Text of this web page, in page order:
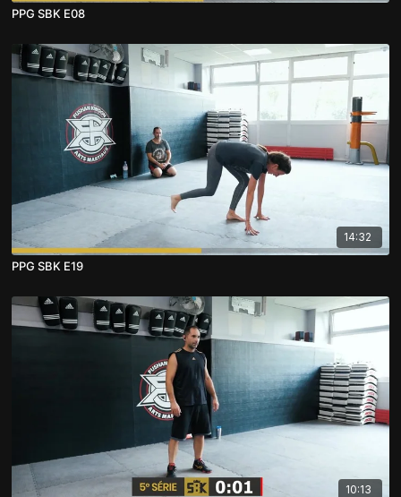
PPG SBK E08
14:32
PPG SBK E19
10:13